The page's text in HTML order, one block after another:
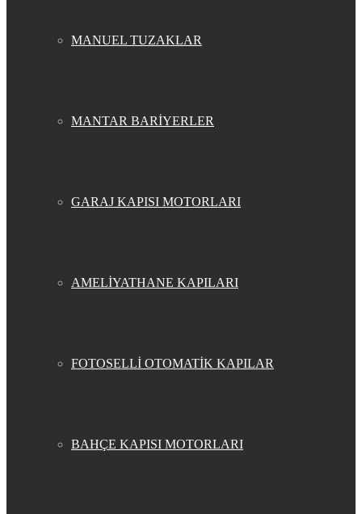
MANUEL TUZAKLAR
MANTAR BARİYERLER
GARAJ KAPISI MOTORLARI
AMELİYATHANE KAPILARI
FOTOSELLİ OTOMATİK KAPILAR
BAHÇE KAPISI MOTORLARI